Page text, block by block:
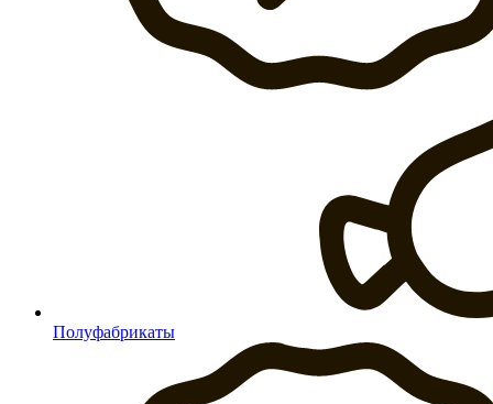
Полуфабрикаты